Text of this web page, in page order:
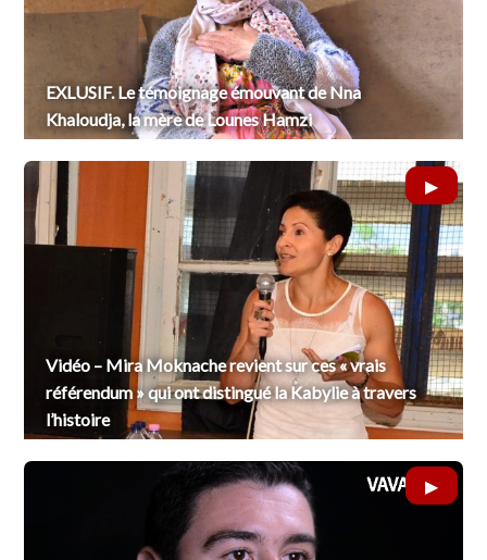
EXLUSIF. Le témoignage émouvant de Nna
Khaloudja, la mère de Lounes Hamzi
Vidéo – Mira Moknache revient sur ces « vrais
référendum » qui ont distingué la Kabylie à travers
l’histoire